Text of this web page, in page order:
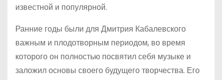
известной и популярной.
Ранние годы были для Дмитрия Кабалевского
важным и плодотворным периодом, во время
которого он полностью посвятил себя музыке и
заложил основы своего будущего творчества. Его